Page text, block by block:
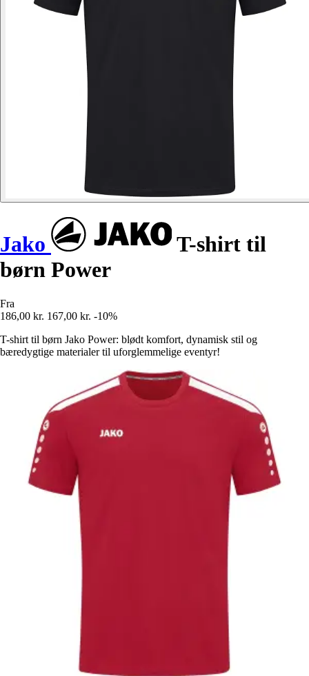
Jako
T-shirt til
børn Power
Fra
186,00 kr. 167,00 kr. -10%
T-shirt til børn Jako Power: blødt komfort, dynamisk stil og
bæredygtige materialer til uforglemmelige eventyr!